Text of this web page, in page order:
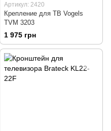
Артикул: 2420
Крепление для ТВ Vogels
TVM 3203
1 975 грн